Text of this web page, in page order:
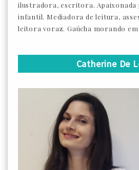
ilustradora, escritora.
infantil. Mediadora de leitura,
leitora voraz. Gaúcha morando
Catherine De